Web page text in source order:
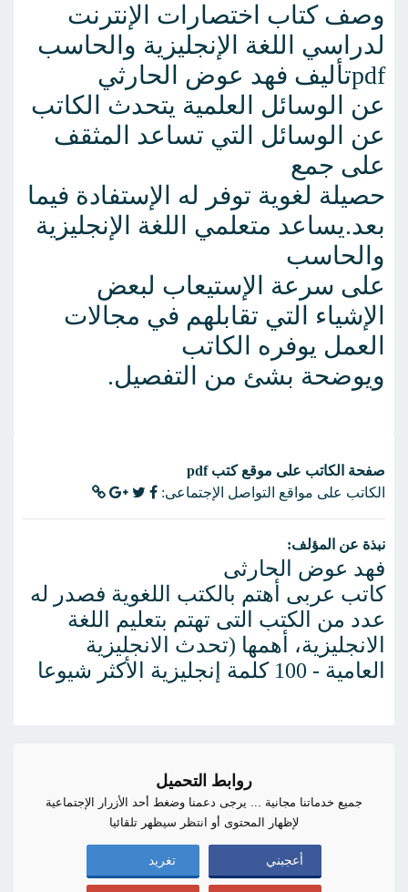
وصف كتاب اختصارات الإنترنت
لدراسي اللغة الإنجليزية والحاسب
pdfتأليف فهد عوض الحارثي
عن الوسائل العلمية يتحدث الكاتب
عن الوسائل التي تساعد المثقف
على جمع
حصيلة لغوية توفر له الإستفادة فيما
بعد.يساعد متعلمي اللغة الإنجليزية
والحاسب
على سرعة الإستيعاب لبعض
الإشياء التي تقابلهم في مجالات
العمل يوفره الكاتب
ويوضحة بشئ من التفصيل.
صفحة الكاتب على موقع كتب pdf
الكاتب على مواقع التواصل الإجتماعى:
نبذة عن المؤلف:
فهد عوض الحارثى
كاتب عربى أهتم بالكتب اللغوية فصدر له
عدد من الكتب التى تهتم بتعليم اللغة
الانجليزية، أهمها (تحدث الانجليزية
العامية - 100 كلمة إنجليزية الأكثر شيوعا
روابط التحميل
جميع خدماتنا مجانية ... يرجى دعمنا وضغط أحد الأزرار الإجتماعية
لإظهار المحتوى أو انتظر سيظهر تلقائيا
أعجبني تغريد